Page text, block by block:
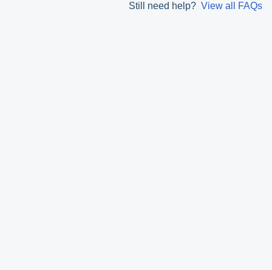
Still need help? View all FAQs